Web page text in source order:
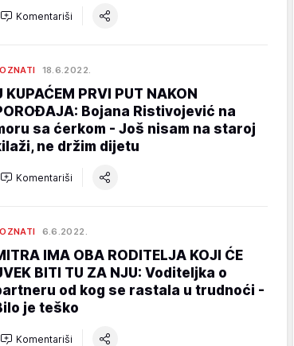
Komentariši
18.6.2022.
KUPAĆEM PRVI PUT NAKON
Bojana Ristivojević na
sa ćerkom - Još nisam na staroj
ne držim dijetu
Komentariši
6.6.2022.
IMA OBA RODITELJA KOJI ĆE
BITI TU ZA NJU: Voditeljka o
od kog se rastala u trudnoći -
je teško
Komentariši